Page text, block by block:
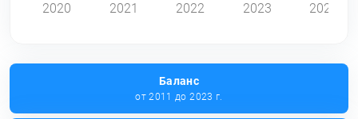
2020 2021 2022 2023 2024
Баланс
от 2011 до 2023 г.